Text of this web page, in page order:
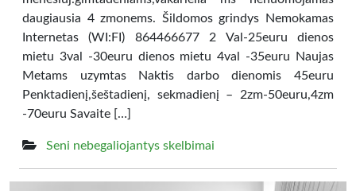
daugiausia 4 zmonems. Šildomos grindys Nemokamas
Internetas (WI:FI) 864466677 2 Val-25euru dienos
mietu 3val -30euru dienos mietu 4val -35euru Naujas
Metams uzymtas Naktis darbo dienomis 45euru
Penktadienį,šeštadienį, sekmadienį – 2zm-50euru,4zm
-70euru Savaite […]
Seni nebegaliojantys skelbimai